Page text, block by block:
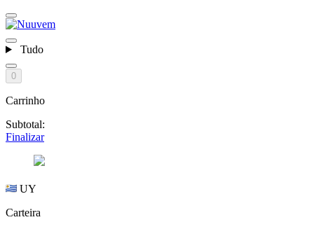
Tudo
0
Carrinho
Subtotal:
Finalizar
UY
Carteira